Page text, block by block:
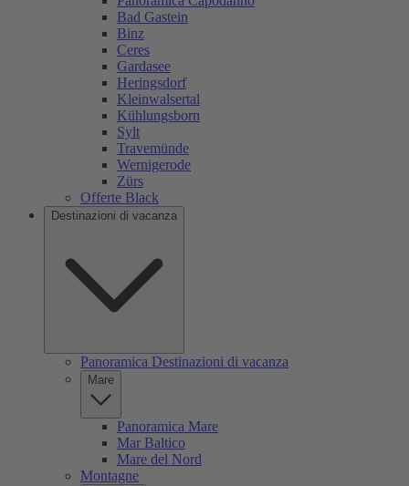
Bad Gastein
Binz
Ceres
Gardasee
Heringsdorf
Kleinwalsertal
Kühlungsborn
Sylt
Travemünde
Wernigerode
Zürs
Offerte Black
Destinazioni di vacanza
Panoramica Destinazioni di vacanza
Mare
Panoramica Mare
Mar Baltico
Mare del Nord
Montagne